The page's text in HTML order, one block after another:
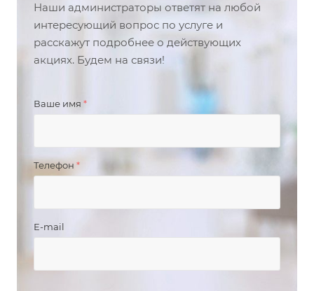
Наши администраторы ответят на любой
интересующий вопрос по услуге и
расскажут подробнее о действующих
акциях. Будем на связи!
Ваше имя *
Телефон *
E-mail